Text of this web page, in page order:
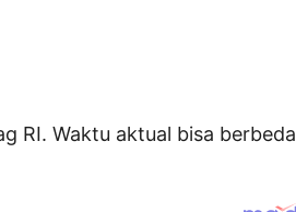
RI. Waktu aktual bisa berbeda